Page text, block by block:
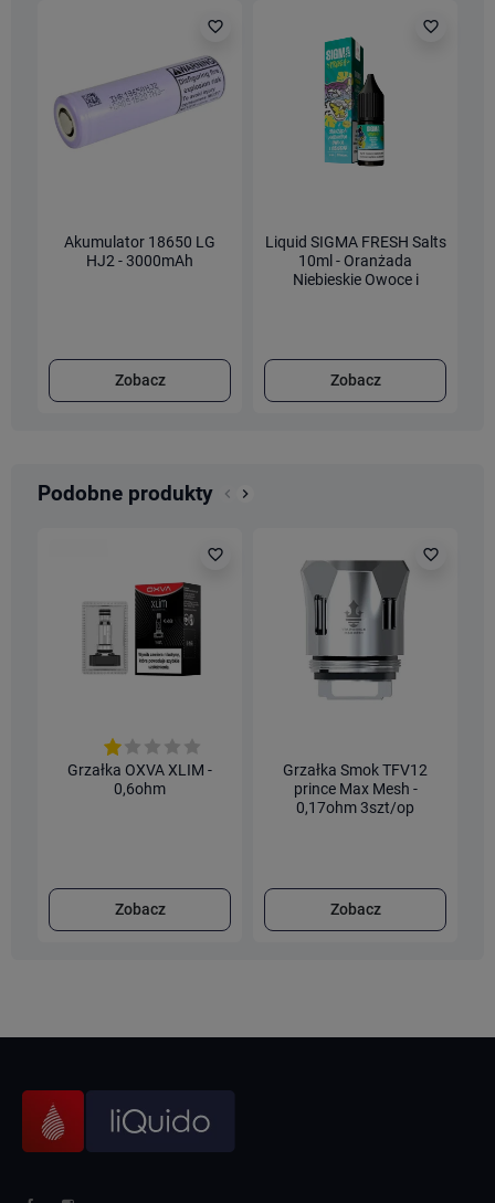
favorite_border
Akumulator 18650 LG
HJ2 - 3000mAh
Zobacz
favorite_border
Liquid SIGMA FRESH Salts
10ml - Oranżada
Niebieskie Owoce i
Zobacz
Podobne produkty Poprzedni
keyboard_arrow_left
Następny
keyboard_arrow_right
favorite_border
Grzałka OXVA XLIM -
0,6ohm
Zobacz
favorite_border
Grzałka Smok TFV12
prince Max Mesh -
0,17ohm 3szt/op
Zobacz